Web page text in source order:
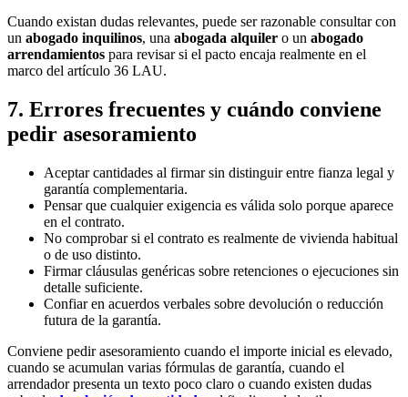
Cuando existan dudas relevantes, puede ser razonable consultar con
un abogado inquilinos, una abogada alquiler o un abogado
arrendamientos para revisar si el pacto encaja realmente en el
marco del artículo 36 LAU.
7. Errores frecuentes y cuándo conviene
pedir asesoramiento
Aceptar cantidades al firmar sin distinguir entre fianza legal y
garantía complementaria.
Pensar que cualquier exigencia es válida solo porque aparece
en el contrato.
No comprobar si el contrato es realmente de vivienda habitual
o de uso distinto.
Firmar cláusulas genéricas sobre retenciones o ejecuciones sin
detalle suficiente.
Confiar en acuerdos verbales sobre devolución o reducción
futura de la garantía.
Conviene pedir asesoramiento cuando el importe inicial es elevado,
cuando se acumulan varias fórmulas de garantía, cuando el
arrendador presenta un texto poco claro o cuando existen dudas